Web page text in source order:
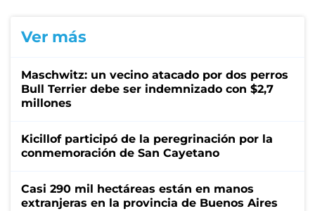
Ver más
Maschwitz: un vecino atacado por dos perros
Bull Terrier debe ser indemnizado con $2,7
millones
Kicillof participó de la peregrinación por la
conmemoración de San Cayetano
Casi 290 mil hectáreas están en manos
extranjeras en la provincia de Buenos Aires